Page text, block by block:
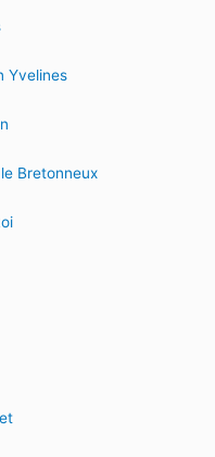
Yvelines
Bretonneux